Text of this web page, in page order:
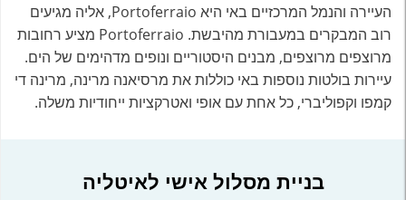
העיירה והנמל המרכזיים באי היא Portoferraio, אליה מגיעים
רוב המבקרים במעבורת מהיבשת. Portoferraio מציע רחובות
מרוצפים מרוצפים, מבנים היסטוריים ונופים מדהימים של הים.
עיירות בולטות נוספות באי כוללות את מרסיאנה מרינה, מרינה די
קמפו וקפוליברי, כל אחת עם אופי ואטרקציות ייחודיות משלה.
בניית מסלול אישי לאיטליה